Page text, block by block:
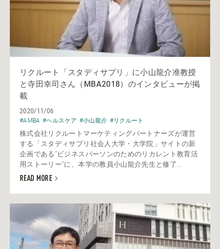
リクルート「スタディサプリ」に小山龍介准教授
と寺田幸司さん（MBA2018）のインタビューが掲
載
2020/11/06
#AMBA #ヘルスケア #小山龍介 #リクルート
株式会社リクルートマーケティングパートナーズが運営
する「スタディサプリ社会人大学・大学院」サイトの新
企画である”ビジネスパーソンのためのリカレント教育活
用ストーリー”に、本学の教員小山龍介先生と修了...
READ MORE